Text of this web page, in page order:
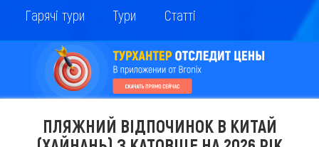
Гарячі тури Тури Статті
ПЛЯЖНИЙ ВІДПОЧИНОК В КИТАЙ